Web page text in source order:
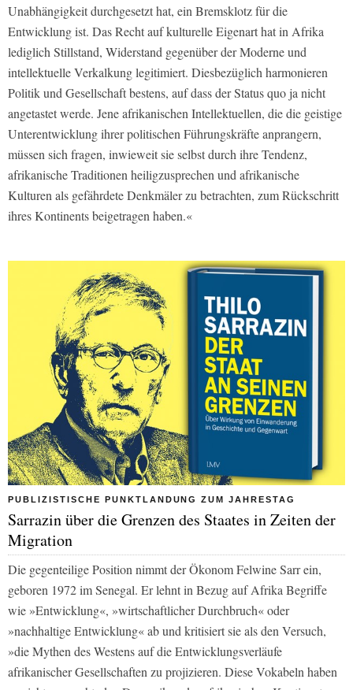
Unabhängigkeit durchgesetzt hat, ein Bremsklotz für die
Entwicklung ist. Das Recht auf kulturelle Eigenart hat in Afrika
lediglich Stillstand, Widerstand gegenüber der Moderne und
intellektuelle Verkalkung legitimiert. Diesbezüglich harmonieren
Politik und Gesellschaft bestens, auf dass der Status quo ja nicht
angetastet werde. Jene afrikanischen Intellektuellen, die die geistige
Unterentwicklung ihrer politischen Führungskräfte anprangern,
müssen sich fragen, inwieweit sie selbst durch ihre Tendenz,
afrikanische Traditionen heiligzusprechen und afrikanische
Kulturen als gefährdete Denkmäler zu betrachten, zum Rückschritt
ihres Kontinents beigetragen haben.«
PUBLIZISTISCHE PUNKTLANDUNG ZUM JAHRESTAG
Sarrazin über die Grenzen des Staates in Zeiten der
Migration
Die gegenteilige Position nimmt der Ökonom Felwine Sarr ein,
geboren 1972 im Senegal. Er lehnt in Bezug auf Afrika Begriffe
wie »Entwicklung«, »wirtschaftlicher Durchbruch« oder
»nachhaltige Entwicklung« ab und kritisiert sie als den Versuch,
»die Mythen des Westens auf die Entwicklungsverläufe
afrikanischer Gesellschaften zu projizieren. Diese Vokabeln haben